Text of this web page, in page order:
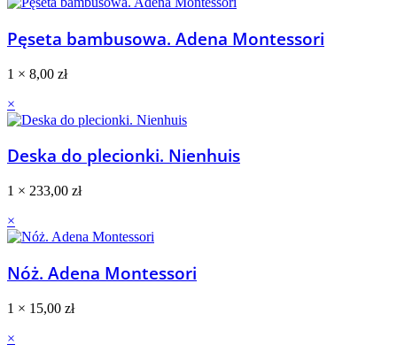
Pęseta bambusowa. Adena Montessori
1 × 8,00 zł
×
Deska do plecionki. Nienhuis
1 × 233,00 zł
×
Nóż. Adena Montessori
1 × 15,00 zł
×